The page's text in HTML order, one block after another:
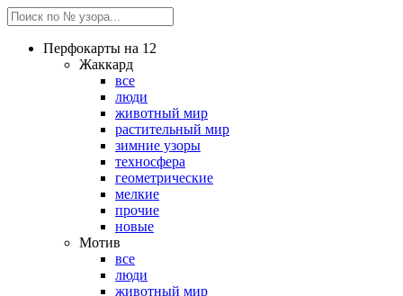
Перфокарты на 12
Жаккард
все
люди
животный мир
растительный мир
зимние узоры
техносфера
геометрические
мелкие
прочие
новые
Мотив
все
люди
животный мир